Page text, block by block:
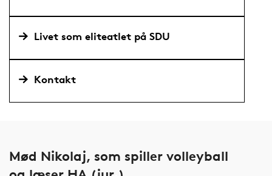
Livet som eliteatlet på SDU
Kontakt
Mød Nikolaj, som spiller volleyball